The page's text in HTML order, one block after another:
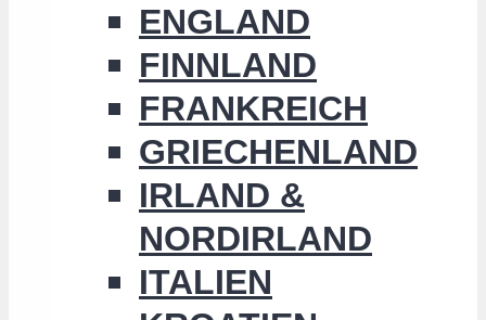
ENGLAND
FINNLAND
FRANKREICH
GRIECHENLAND
IRLAND &
NORDIRLAND
ITALIEN